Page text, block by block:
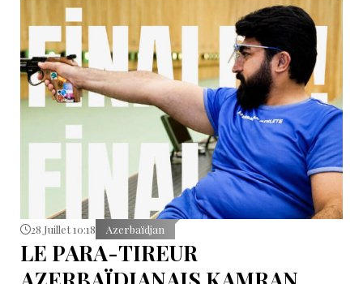
28 Juillet 10:18 Azerbaïdjan
LE PARA-TIREUR